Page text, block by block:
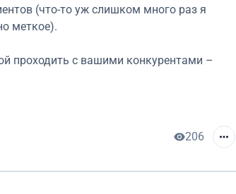
(что-то уж слишком много раз я
меткое).
проходить с вашими конкурентами –
206